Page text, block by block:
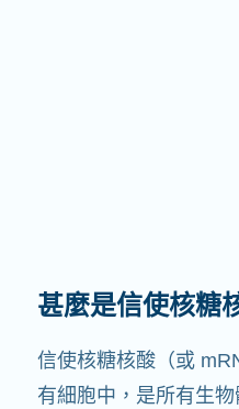
甚麼是信使核糖
信使核糖核酸（或
有細胞中，是所有生